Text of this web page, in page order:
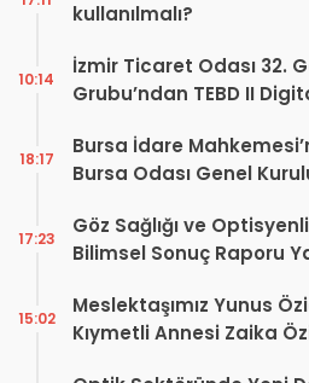
kullanılmalı?
İzmir Ticaret Odası 32.
Grubu’ndan TEBD II
10:14
Bursa İdare
Bursa Odası Genel
18:17
Göz Sağlığı ve
Bilimsel Sonuç Raporu
17:23
Meslektaşımız Yunus
Kıymetli Annesi Zaika
15:02